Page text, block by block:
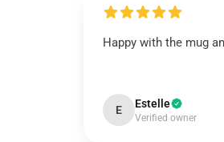
Happy with the mug
E Estelle
Verified owner